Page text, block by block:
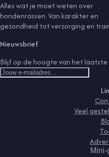
Alles wat je moet weten over
hondenrassen. Van karakter en
gezondheid tot verzorging en
Nieuwsbrief
Blijf op de hoogte van het laatste
Veel
Mini-